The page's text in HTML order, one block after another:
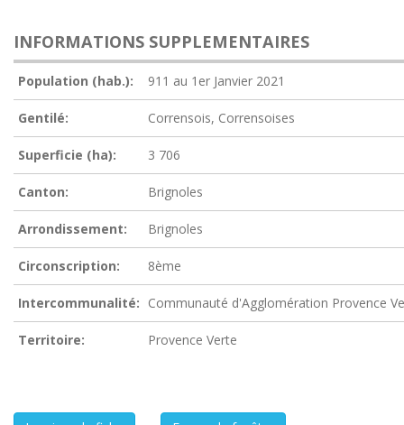
INFORMATIONS SUPPLEMENTAIRES
Population (hab.): 911 au 1er Janvier 2021
Gentilé: Corrensois, Corrensoises
Superficie (ha): 3 706
Canton: Brignoles
Arrondissement: Brignoles
Circonscription: 8ème
Intercommunalité: Communauté d'Agglomération Provence
Territoire: Provence Verte